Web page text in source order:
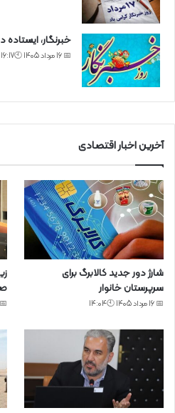
خبرنگار،
📅 16 مرداد 1405 🕙16:17
آخرین اخبار اقتصادی
شارژ دور جدید کالابرگ برای
سرپرستان خانوار
📅 16 مرداد 1405 🕙14:04 📅 10 مرداد 1405 🕙19:32